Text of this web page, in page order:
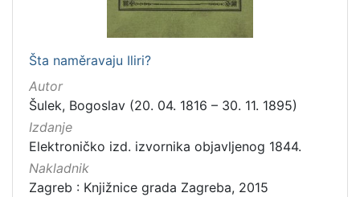
Šta naměravaju Iliri?
Autor
Šulek, Bogoslav (20. 04. 1816 – 30. 11. 1895)
Izdanje
Elektroničko izd. izvornika objavljenog 1844.
Nakladnik
Zagreb : Knjižnice grada Zagreba, 2015